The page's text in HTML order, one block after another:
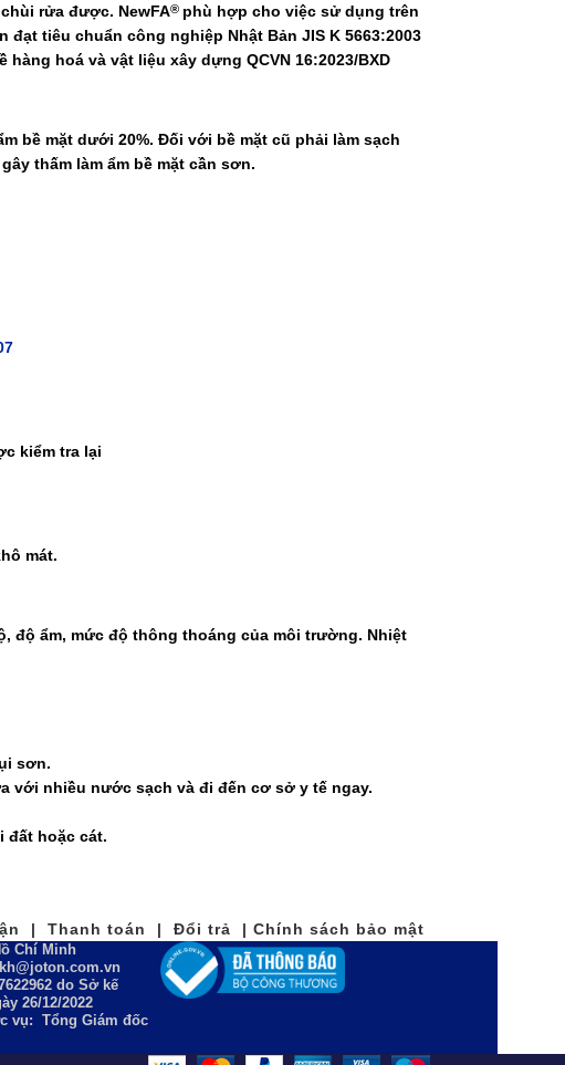
rửa được. NewFA® phù hợp cho việc sử dụng trên
đạt tiêu chuẩn công nghiệp Nhật Bản JIS K 5663:2003
hoá và vật liệu xây dựng QCVN 16:2023/BXD
bề mặt dưới 20%. Đối với bề mặt cũ phải làm sạch
thấm làm ẩm bề mặt cần sơn.
kiểm tra lại
mát.
độ ẩm, mức độ thông thoáng của môi trường. Nhiệt
sơn.
với nhiều nước sạch và đi đến cơ sở y tế ngay.
đất hoặc cát.
| Thanh toán | Đổi trả | Chính sách bảo mật
Chí Minh
do Sở kế
26/12/2022
vụ: Tổng Giám đốc